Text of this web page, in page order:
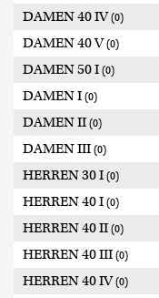
DAMEN 40 IV(0)
DAMEN 40 V(0)
DAMEN 50 I (0)
DAMEN I (0)
DAMEN II (0)
DAMEN III (0)
HERREN 30 I (0)
HERREN 40 I (0)
HERREN 40 II (0)
HERREN 40 III (0)
HERREN 40 IV(0)